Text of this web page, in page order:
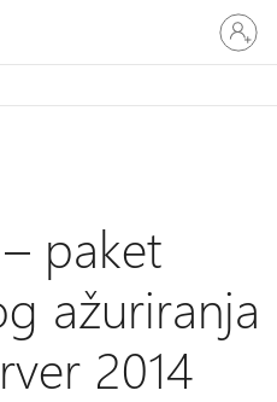
Prijavite
se
u
račun
paket
ažuriranja
2014